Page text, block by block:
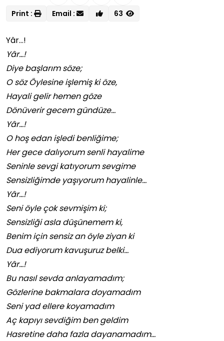
Print : Email : 63
Yâr…!
Yâr…!
Diye başlarım söze;
O söz Öylesine işlemiş ki öze,
Hayali gelir hemen göze
Dönüverir gecem gündüze…
Yâr…!
O hoş edan işledi benliğime;
Her gece dalıyorum senli hayalime
Seninle sevgi katıyorum sevgime
Sensizliğimde yaşıyorum hayalinle…
Yâr…!
Seni öyle çok sevmişim ki;
Sensizliği asla düşünemem ki,
Benim için sensiz an öyle ziyan ki
Dua ediyorum kavuşuruz belki…
Yâr…!
Bu nasıl sevda anlayamadım;
Gözlerine bakmalara doyamadım
Seni yad ellere koyamadım
Aç kapıyı sevdiğim ben geldim
Hasretine daha fazla dayanamadım…